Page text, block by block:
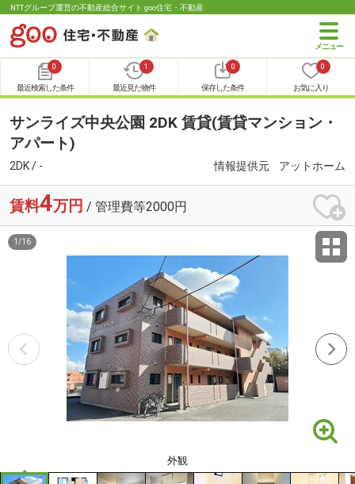
NTTグループ運営の不動産総合サイト goo住宅・不動産
0
最近検索した条件
1
最近見た物件
0
保存した条件
0
お気に入り
サンライズ中央公園 2DK 賃貸(賃貸マンション・
アパート)
2DK / - 情報提供元 アットホーム
賃料4万円 / 管理費等2000円
外観
1 /16